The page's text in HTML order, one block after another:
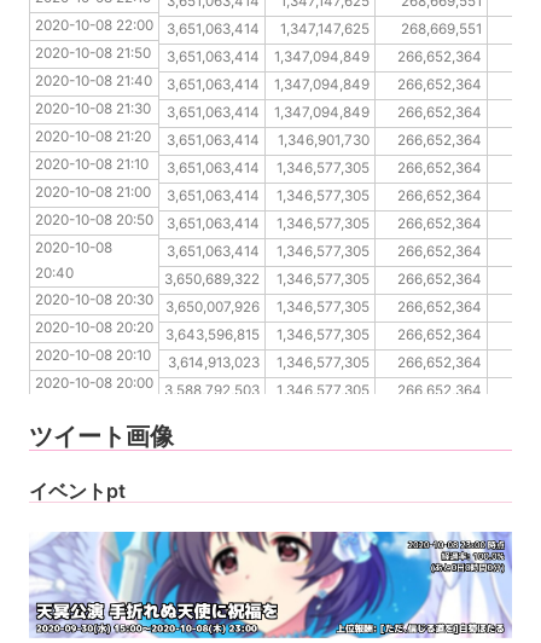
2020-10-08 21:50
3,651,063,414 1,347,147,625 268,669,551
2020-10-08 21:40
3,651,063,414 1,347,094,849 266,652,364
2020-10-08 21:30
3,651,063,414 1,347,094,849 266,652,364
2020-10-08 21:20
3,651,063,414 1,347,094,849 266,652,364
2020-10-08 21:10
3,651,063,414 1,346,901,730 266,652,364
2020-10-08 21:00
3,651,063,414 1,346,577,305 266,652,364
2020-10-08 20:50
3,651,063,414 1,346,577,305 266,652,364
2020-10-08 20:40
3,651,063,414 1,346,577,305 266,652,364
2020-10-08 20:30
3,651,063,414 1,346,577,305 266,652,364
2020-10-08 20:20
3,650,689,322 1,346,577,305 266,652,364
2020-10-08 20:10
3,650,007,926 1,346,577,305 266,652,364
2020-10-08 20:00
3,643,596,815 1,346,577,305 266,652,364
2020-10-08 19:50
3,614,913,023 1,346,577,305 266,652,364
2020-10-08 19:40
3,588,792,503 1,346,577,305 266,652,364
2020-10-08 22:00
2020-10-08 21:50
2020-10-08 21:40
2020-10-08 21:30
2020-10-08 21:20
2020-10-08 21:10
2020-10-08 21:00
2020-10-08 20:50
2020-10-08
20:40
2020-10-08 20:30
2020-10-08 20:20
2020-10-08 20:10
2020-10-08 20:00
2020-10-08 19:40
ツイート画像
イベントpt